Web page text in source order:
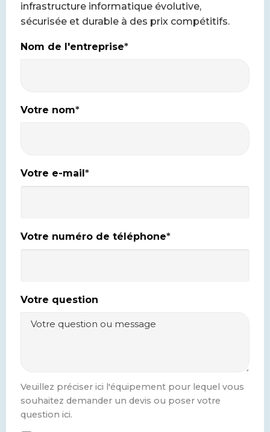
infrastructure informatique évolutive,
sécurisée et durable à des prix compétitifs.
Nom de l'entreprise*
Votre nom*
Votre e-mail *
Votre numéro de téléphone*
Votre question
Veuillez préciser ici l'équipement pour lequel vous
souhaitez demander un devis ou poser votre
question ici.